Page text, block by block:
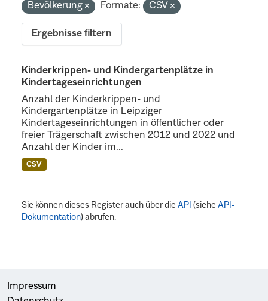
Bevölkerung
Formate: CSV
Ergebnisse filtern
Kinderkrippen- und Kindergartenplätze in
Kindertageseinrichtungen
Anzahl der Kinderkrippen- und
Kindergartenplätze in Leipziger
Kindertageseinrichtungen in öffentlicher oder
freier Trägerschaft zwischen 2012 und 2022 und
Anzahl der Kinder im...
CSV
Sie können dieses Register auch über dieAPI (sieheAPI-
Dokumentation) abrufen.
Impressum